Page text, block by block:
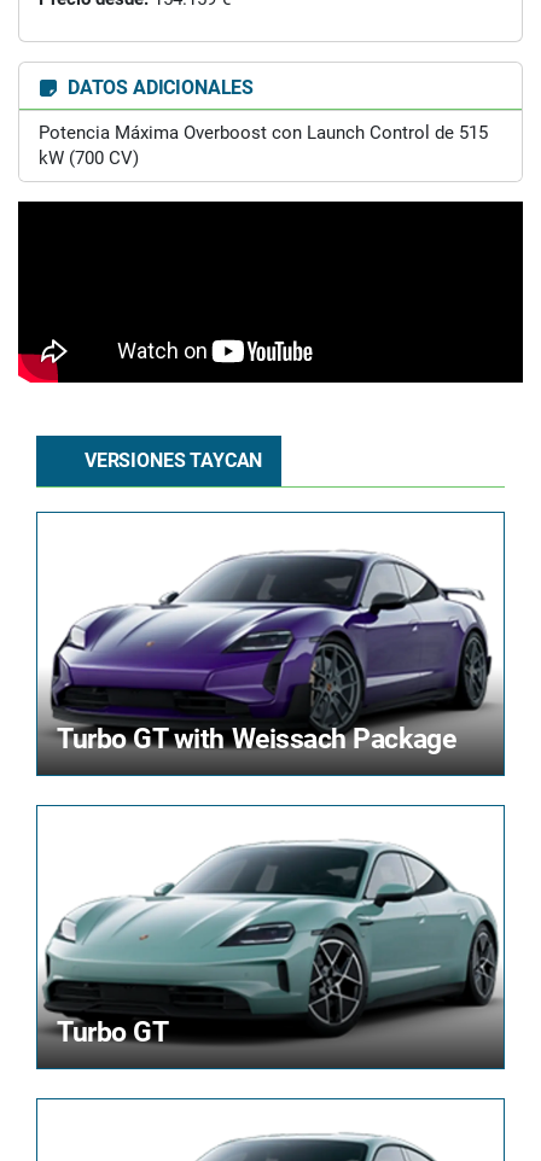
DATOS ADICIONALES
Potencia Máxima Overboost con Launch Control de 515
kW (700 CV)
VERSIONES TAYCAN
Turbo GT with Weissach Package
Turbo GT